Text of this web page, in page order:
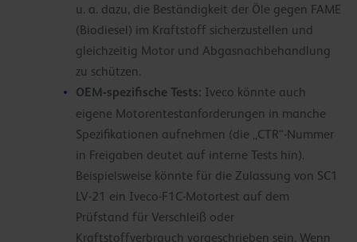
u. a. dazu, die Beständigkeit der Öle gegen FAME
(Biodiesel) im Kraftstoff sicherzustellen und
gleichzeitig Motor und Abgasnachbehandlung
zu schützen.
OEM-spezifische Tests: Iveco könnte auch
eigene Motorentestanforderungen in manche
Spezifikationen aufnehmen (die „CTR“-Nummer
in Freigaben deutet auf interne Tests hin).
Beispielsweise könnte für die Zulassung von SC1
LV-21 ein Iveco-F1C-Motortest auf dem
Prüfstand für Verschleiß oder
Kraftstoffverbrauch vorgeschrieben sein. Wenn